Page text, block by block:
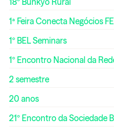
1ª Feira Conecta Negócios
1º BEL Seminars
1º Encontro Nacional da
2 semestre
20 anos
21º Encontro da Sociedade